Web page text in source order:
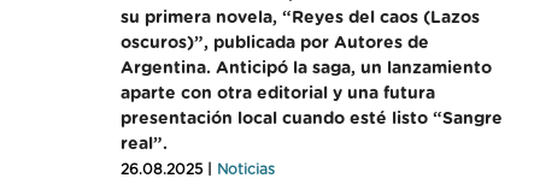
su primera novela, “Reyes del caos (Lazos
oscuros)”, publicada por Autores de
Argentina. Anticipó la saga, un lanzamiento
aparte con otra editorial y una futura
presentación local cuando esté listo “Sangre
real”.
26.08.2025 | Noticias